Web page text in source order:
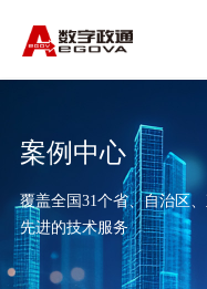
案例中心
覆盖全国31个省、自治区
先进的技术服务